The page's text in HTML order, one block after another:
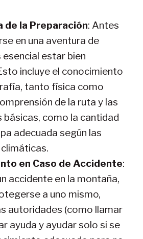
de la Preparación: Antes
en una aventura de
estar bien
incluye el conocimiento
tanto física como
de la ruta y las
básicas, como la cantidad
adecuada según las
en Caso de Accidente:
accidente en la montaña,
a uno mismo,
autoridades (como llamar
ayuda y ayudar solo si se